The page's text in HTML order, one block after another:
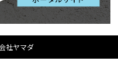
社ヤマダ